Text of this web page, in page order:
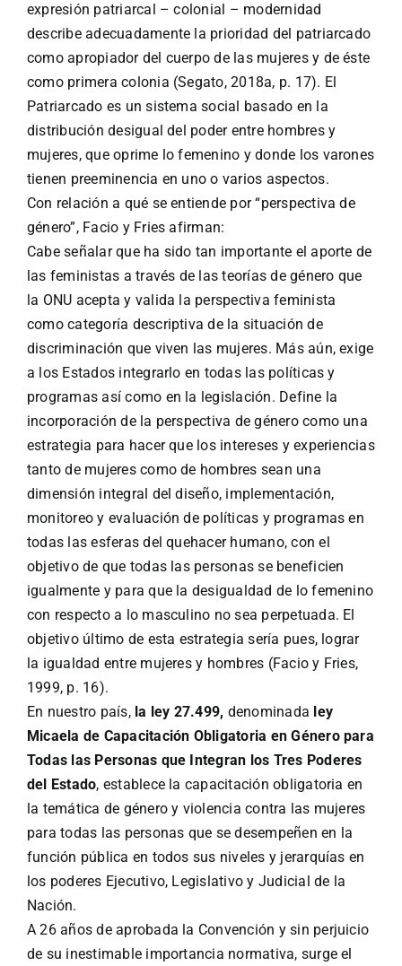
expresión patriarcal – colonial – modernidad
describe adecuadamente la prioridad del patriarcado
como apropiador del cuerpo de las mujeres y de éste
como primera colonia (Segato, 2018a, p. 17). El
Patriarcado es un sistema social basado en la
distribución desigual del poder entre hombres y
mujeres, que oprime lo femenino y donde los varones
tienen preeminencia en uno o varios aspectos.
Con relación a qué se entiende por “perspectiva de
género”, Facio y Fries afirman:
Cabe señalar que ha sido tan importante el aporte de
las feministas a través de las teorías de género que
la ONU acepta y valida la perspectiva feminista
como categoría descriptiva de la situación de
discriminación que viven las mujeres. Más aún, exige
a los Estados integrarlo en todas las políticas y
programas así como en la legislación. Define la
incorporación de la perspectiva de género como una
estrategia para hacer que los intereses y experiencias
tanto de mujeres como de hombres sean una
dimensión integral del diseño, implementación,
monitoreo y evaluación de políticas y programas en
todas las esferas del quehacer humano, con el
objetivo de que todas las personas se beneficien
igualmente y para que la desigualdad de lo femenino
con respecto a lo masculino no sea perpetuada. El
objetivo último de esta estrategia sería pues, lograr
la igualdad entre mujeres y hombres (Facio y Fries,
1999, p. 16).
En nuestro país, la ley 27.499, denominada ley
Micaela de Capacitación Obligatoria en Género para
Todas las Personas que Integran los Tres Poderes
del Estado, establece la capacitación obligatoria en
la temática de género y violencia contra las mujeres
para todas las personas que se desempeñen en la
función pública en todos sus niveles y jerarquías en
los poderes Ejecutivo, Legislativo y Judicial de la
Nación.
A 26 años de aprobada la Convención y sin perjuicio
de su inestimable importancia normativa, surge el